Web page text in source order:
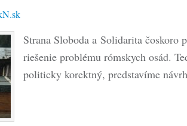
Strana Sloboda a Solidarita čoskoro
riešenie problému rómskych osád.
politicky korektný, predstavíme